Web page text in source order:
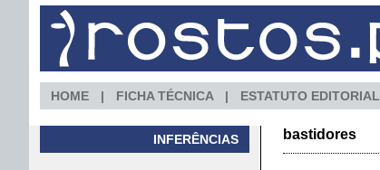
HOME FICHA TÉCNICA ESTATUTO EDITORIAL
INFERÊNCIAS bastidores